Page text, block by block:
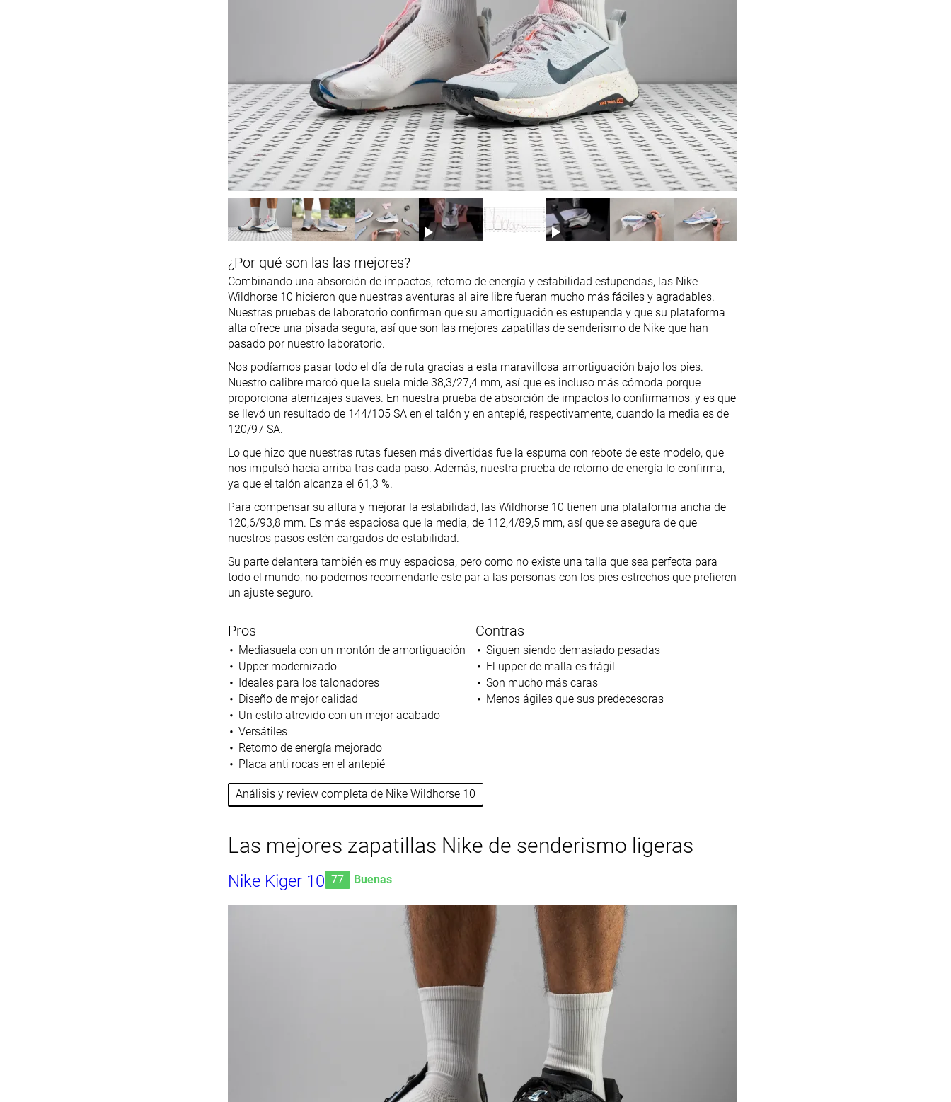
¿Por qué son las las mejores?
Combinando una absorción de impactos, retorno de energía y estabilidad estupendas, las Nike
Wildhorse 10 hicieron que nuestras aventuras al aire libre fueran mucho más fáciles y agradables.
Nuestras pruebas de laboratorio confirman que su amortiguación es estupenda y que su plataforma
alta ofrece una pisada segura, así que son las mejores zapatillas de senderismo de Nike que han
pasado por nuestro laboratorio.
Nos podíamos pasar todo el día de ruta gracias a esta maravillosa amortiguación bajo los pies.
Nuestro calibre marcó que la suela mide 38,3/27,4 mm, así que es incluso más cómoda porque
proporciona aterrizajes suaves. En nuestra prueba de absorción de impactos lo confirmamos, y es que
se llevó un resultado de 144/105 SA en el talón y en antepié, respectivamente, cuando la media es de
120/97 SA.
Lo que hizo que nuestras rutas fuesen más divertidas fue la espuma con rebote de este modelo, que
nos impulsó hacia arriba tras cada paso. Además, nuestra prueba de retorno de energía lo confirma,
ya que el talón alcanza el 61,3 %.
Para compensar su altura y mejorar la estabilidad, las Wildhorse 10 tienen una plataforma ancha de
120,6/93,8 mm. Es más espaciosa que la media, de 112,4/89,5 mm, así que se asegura de que
nuestros pasos estén cargados de estabilidad.
Su parte delantera también es muy espaciosa, pero como no existe una talla que sea perfecta para
todo el mundo, no podemos recomendarle este par a las personas con los pies estrechos que prefieren
un ajuste seguro.
Pros
Mediasuela con un montón de amortiguación
Upper modernizado
Ideales para los talonadores
Diseño de mejor calidad
Un estilo atrevido con un mejor acabado
Versátiles
Retorno de energía mejorado
Placa anti rocas en el antepié
Contras
Siguen siendo demasiado pesadas
El upper de malla es frágil
Son mucho más caras
Menos ágiles que sus predecesoras
Análisis y review completa de Nike Wildhorse 10
Las mejores zapatillas Nike de senderismo ligeras
Nike Kiger 10 77 Buenas